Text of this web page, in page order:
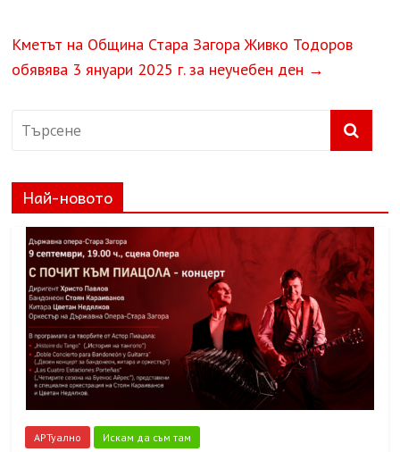
Кметът на Община Стара Загора Живко Тодоров
обявява 3 януари 2025 г. за неучебен ден →
Най-новото
АРТуално Искам да съм там